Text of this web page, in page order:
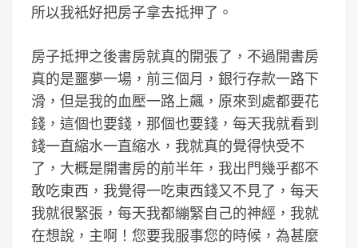
所以我衹好把房子拿去抵押了。
房子抵押之後書房就真的開張了，不過開書房
真的是噩夢一場，前三個月，銀行存款一路下
滑，但是我的血壓一路上飆，原來到處都要花
錢，這個也要錢，那個也要錢，每天我就看到
錢一直縮水一直縮水，我就真的覺得快受不
了，大概是開書房的前半年，我出門幾乎都不
敢吃東西，我覺得一吃東西錢又不見了，每天
我就很緊張，每天我都繃緊自己的神經，我就
在想說，主啊！您要我服事您的時候，為甚麼